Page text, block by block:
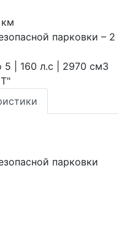
парковки – 2
5 | 160 л.с | 2970 см3
парковки